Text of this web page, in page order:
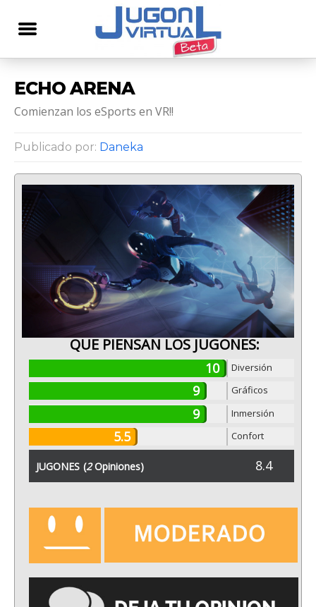
ECHO ARENA
Comienzan los eSports en VR!!
Publicado por: Daneka
QUE PIENSAN LOS JUGONES:
10 Diversión
9 Gráficos
9 Inmersión
5.5 Confort
JUGONES (2Opiniones) 8.4